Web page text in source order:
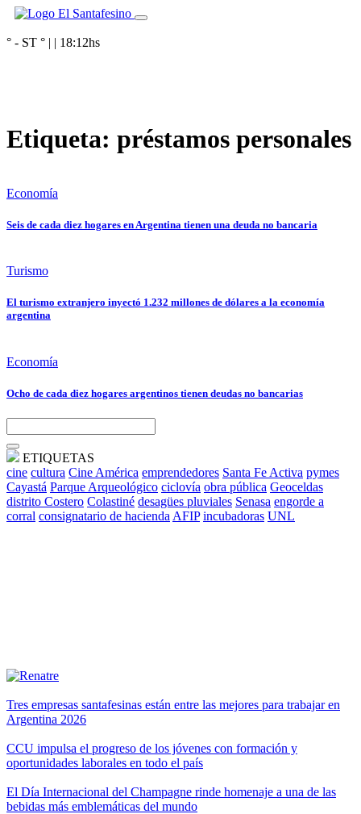
° - ST ° | | 18:12hs
Etiqueta: préstamos personales
Economía
Seis de cada diez hogares en Argentina tienen una deuda no bancaria
Turismo
El turismo extranjero inyectó 1.232 millones de dólares a la economía
argentina
Economía
Ocho de cada diez hogares argentinos tienen deudas no bancarias
ETIQUETAS
cine cultura Cine América emprendedores Santa Fe Activa pymes
Cayastá Parque Arqueológico ciclovía obra pública Geoceldas
distrito Costero Colastiné desagües pluviales Senasa engorde a
corral consignatario de hacienda AFIP incubadoras UNL
Tres empresas santafesinas están entre las mejores para trabajar en
Argentina 2026
CCU impulsa el progreso de los jóvenes con formación y
oportunidades laborales en todo el país
El Día Internacional del Champagne rinde homenaje a una de las
bebidas más emblemáticas del mundo